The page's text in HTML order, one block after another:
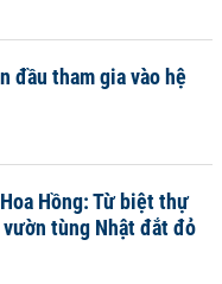
đầu tham gia vào hệ
Hồng: Từ biệt thự
tùng Nhật đắt đỏ